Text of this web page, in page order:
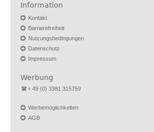
Information
Kontakt
Barrierefreiheit
Nutzungsbedingungen
Datenschutz
Impressum
Werbung
+ 49 (0) 3381 315759
Werbemöglichkeiten
AGB